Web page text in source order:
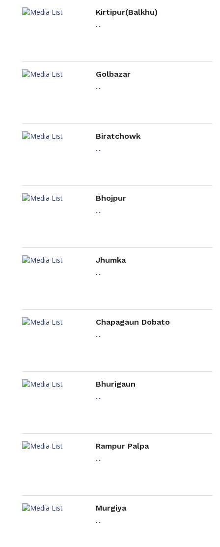
Kirtipur(Balkhu)
....
Golbazar
....
Biratchowk
....
Bhojpur
....
Jhumka
....
Chapagaun Dobato
....
Bhurigaun
....
Rampur Palpa
....
Murgiya
....